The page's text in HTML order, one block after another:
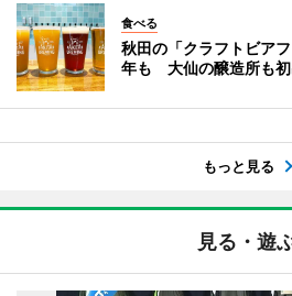
食べる
秋田の「クラフトビア
年も 大仙の醸造所も
もっと見る
見る・遊